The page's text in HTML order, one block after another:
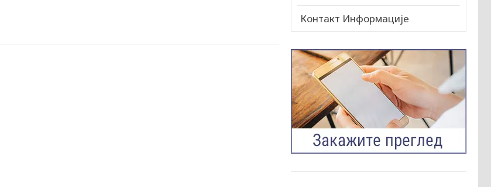
Контакт Информације